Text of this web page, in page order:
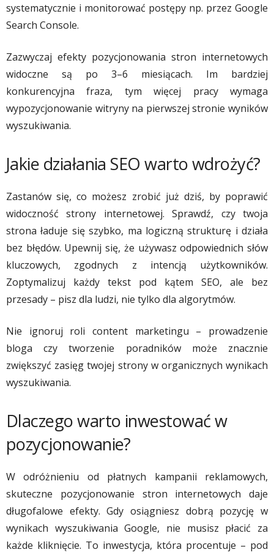
systematycznie i monitorować postępy np. przez Google
Search Console.
Zazwyczaj efekty pozycjonowania stron internetowych
widoczne są po 3–6 miesiącach. Im bardziej
konkurencyjna fraza, tym więcej pracy wymaga
wypozycjonowanie witryny na pierwszej stronie wyników
wyszukiwania.
Jakie działania SEO warto wdrożyć?
Zastanów się, co możesz zrobić już dziś, by poprawić
widoczność strony internetowej. Sprawdź, czy twoja
strona ładuje się szybko, ma logiczną strukturę i działa
bez błędów. Upewnij się, że używasz odpowiednich słów
kluczowych, zgodnych z intencją użytkowników.
Zoptymalizuj każdy tekst pod kątem SEO, ale bez
przesady – pisz dla ludzi, nie tylko dla algorytmów.
Nie ignoruj roli content marketingu – prowadzenie
bloga czy tworzenie poradników może znacznie
zwiększyć zasięg twojej strony w organicznych wynikach
wyszukiwania.
Dlaczego warto inwestować w
pozycjonowanie?
W odróżnieniu od płatnych kampanii reklamowych,
skuteczne pozycjonowanie stron internetowych daje
długofalowe efekty. Gdy osiągniesz dobrą pozycję w
wynikach wyszukiwania Google, nie musisz płacić za
każde kliknięcie. To inwestycja, która procentuje – pod